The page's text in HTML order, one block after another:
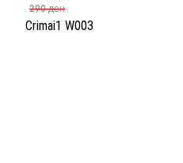
Crimai1 W003
290ден